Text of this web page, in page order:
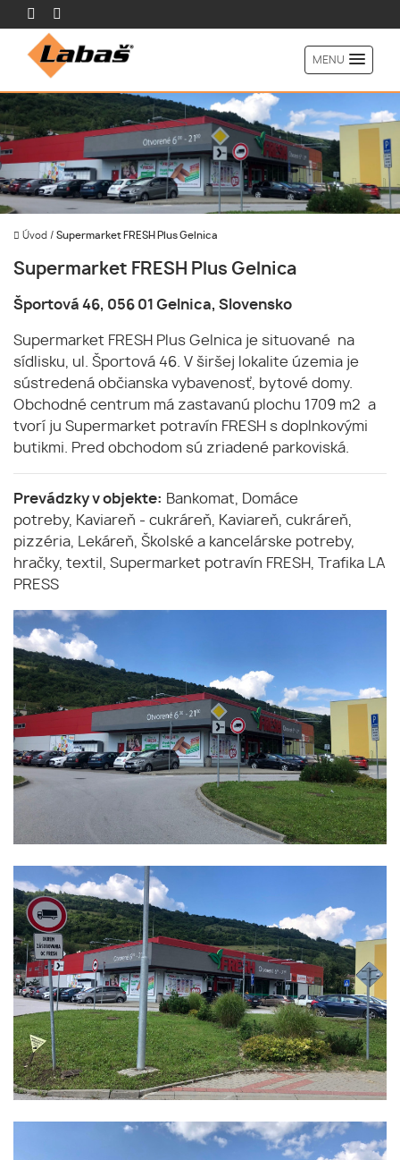
MENU
Úvod / Supermarket FRESH Plus Gelnica
Supermarket FRESH Plus Gelnica
Športová 46, 056 01 Gelnica, Slovensko
Supermarket FRESH Plus Gelnica je situované na
sídlisku, ul. Športová 46. V širšej lokalite územia je
sústredená občianska vybavenosť, bytové domy.
Obchodné centrum má zastavanú plochu 1709 m2 a
tvorí ju Supermarket potravín FRESH s doplnkovými
butikmi. Pred obchodom sú zriadené parkoviská.
Prevádzky v objekte: Bankomat, Domáce
potreby, Kaviareň - cukráreň, Kaviareň, cukráreň,
pizzéria, Lekáreň, Školské a kancelárske potreby,
hračky, textil, Supermarket potravín FRESH, Trafika LA
PRESS